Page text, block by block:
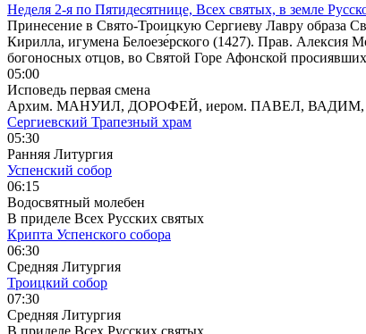
Неделя 2-я по Пятидесятнице, Всех святых, в земле
Принесение в Свято-Троицкую Сергиеву Лавру образа
Кирилла, игумена Белоезе́рского (1427). Прав.
богоносных отцов, во Святой Горе Афонской
05:00
Исповедь первая смена
Архим. МАНУИЛ, ДОРОФЕЙ, иером. ПАВЕЛ,
Сергиевский Трапезный храм
05:30
Ранняя Литургия
Успенский собор
06:15
Водосвятный молебен
В приделе Всех Русских святых
Крипта Успенского собора
06:30
Средняя Литургия
Троицкий собор
07:30
Средняя Литургия
В приделе Всех Русских святых